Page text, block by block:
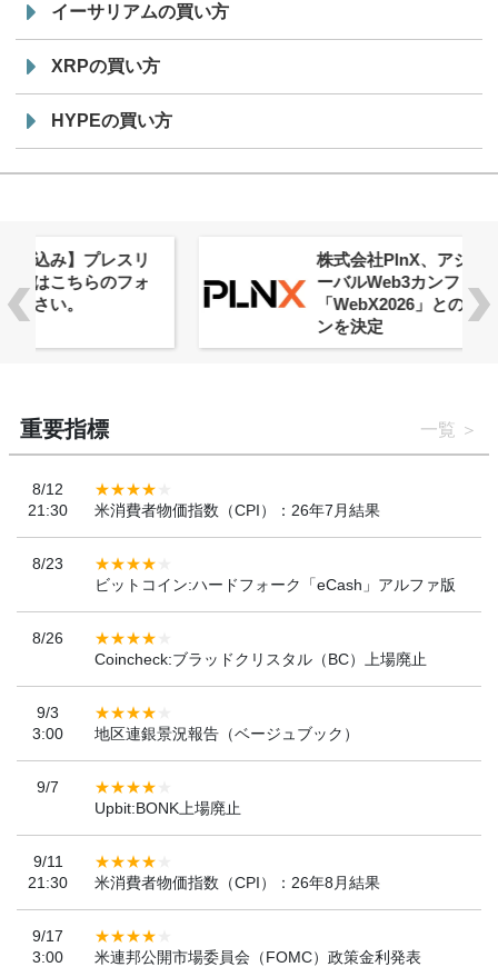
イーサリアムの買い方
XRPの買い方
HYPEの買い方
株式会社PlnX、アジア最大級のグロ
ーバルWeb3カンファレンス
「WebX2026」とのコラボレーショ
重要指標 一覧
8/12
21:30
米消費者物価指数（CPI）：26年7月結果
8/23
ビットコイン:ハードフォーク「eCash」アルファ版
8/26
Coincheck:ブラッドクリスタル（BC）上場廃止
9/3
3:00
地区連銀景況報告（ベージュブック）
9/7
Upbit:BONK上場廃止
9/11
21:30
米消費者物価指数（CPI）：26年8月結果
9/17
3:00
米連邦公開市場委員会（FOMC）政策金利発表